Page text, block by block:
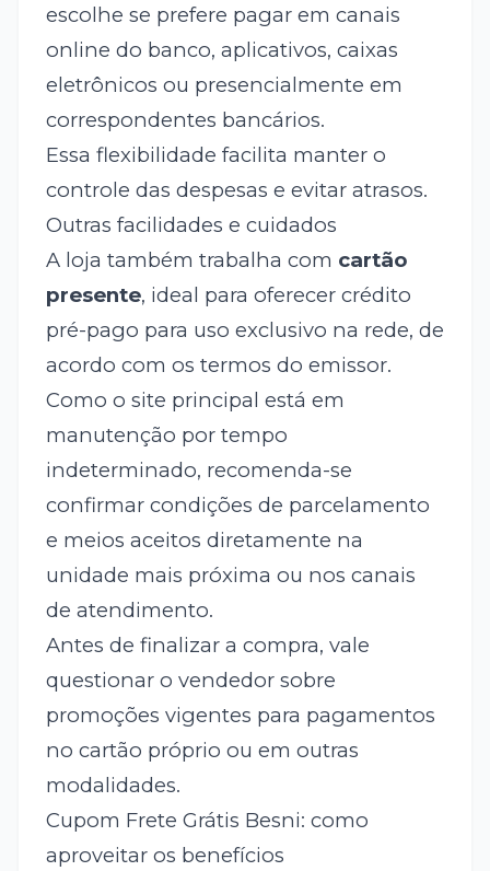
escolhe se prefere pagar em canais
online do banco, aplicativos, caixas
eletrônicos ou presencialmente em
correspondentes bancários.
Essa flexibilidade facilita manter o
controle das despesas e evitar atrasos.
Outras facilidades e cuidados
A loja também trabalha com cartão
presente, ideal para oferecer crédito
pré-pago para uso exclusivo na rede, de
acordo com os termos do emissor.
Como o site principal está em
manutenção por tempo
indeterminado, recomenda-se
confirmar condições de parcelamento
e meios aceitos diretamente na
unidade mais próxima ou nos canais
de atendimento.
Antes de finalizar a compra, vale
questionar o vendedor sobre
promoções vigentes para pagamentos
no cartão próprio ou em outras
modalidades.
Cupom Frete Grátis Besni: como
aproveitar os benefícios